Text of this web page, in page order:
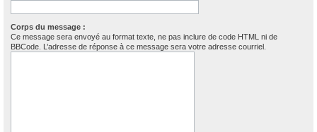
Corps du message :
Ce message sera envoyé au format texte, ne pas inclure de code HTML ni de
BBCode. L’adresse de réponse à ce message sera votre adresse courriel.